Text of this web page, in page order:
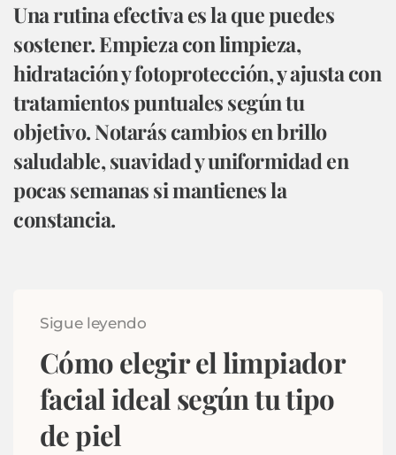
Una rutina efectiva es la que puedes
sostener. Empieza con limpieza,
hidratación y fotoprotección, y ajusta con
tratamientos puntuales según tu
objetivo. Notarás cambios en brillo
saludable, suavidad y uniformidad en
pocas semanas si mantienes la
constancia.
Sigue leyendo
Cómo elegir el limpiador
facial ideal según tu tipo
de piel